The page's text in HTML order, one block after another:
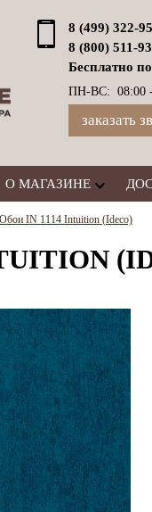
8 (499) 322-
8 (800) 511-
Бесплатно
ПН-ВС: 08:00
заказать
О МАГАЗИНЕ
Обои IN 1114 Intuition (Ideco)